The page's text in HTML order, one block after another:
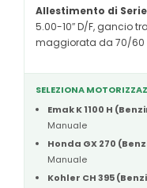
Allestimento di
5.00-10″ D/F, gancio
maggiorata da 70/60
SELEZIONA
Emak K 1100 H
Manuale
Honda GX 270
Manuale
Kohler CH 395